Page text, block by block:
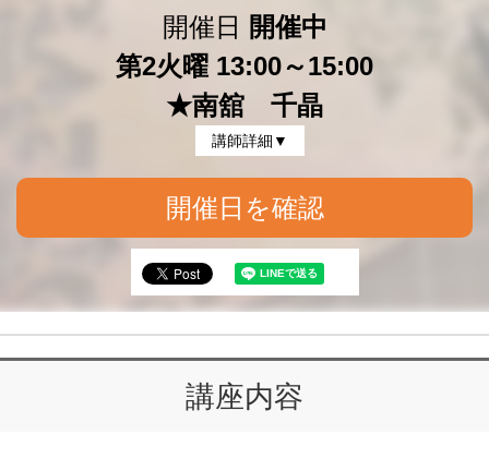
開催日
開催中
第2火曜 13:00～15:00
★南舘 千晶
講師詳細▼
開催日を確認
講座内容